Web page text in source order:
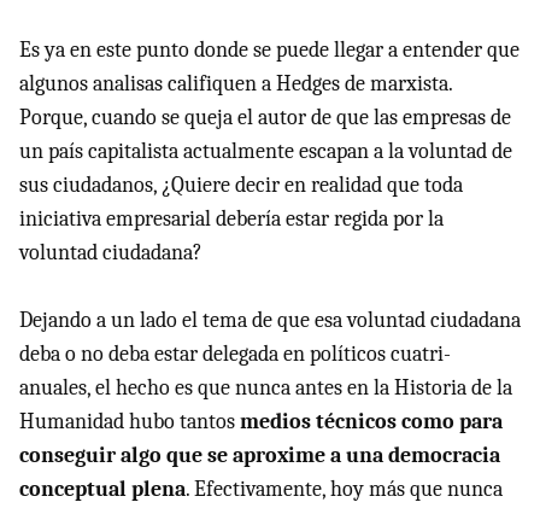
Es ya en este punto donde se puede llegar a entender que
algunos analisas califiquen a Hedges de marxista.
Porque, cuando se queja el autor de que las empresas de
un país capitalista actualmente escapan a la voluntad de
sus ciudadanos, ¿Quiere decir en realidad que toda
iniciativa empresarial debería estar regida por la
voluntad ciudadana?
Dejando a un lado el tema de que esa voluntad ciudadana
deba o no deba estar delegada en políticos cuatri-
anuales, el hecho es que nunca antes en la Historia de la
Humanidad hubo tantosmedios técnicos como para
conseguir algo que se aproxime a una democracia
conceptual plena. Efectivamente, hoy más que nunca